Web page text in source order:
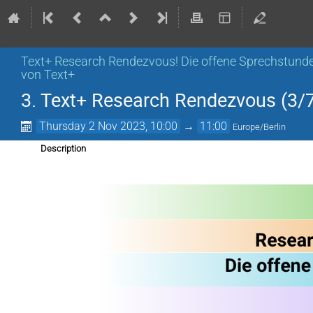
Text+ Research Rendezvous! Die offene
von Text+
3. Text+ Research Rendezvous (3/
Thursday 2 Nov 2023, 10:00 → 11:00 Europe/Berlin
Description